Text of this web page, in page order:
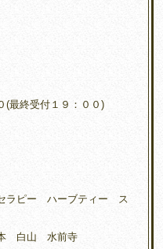
(最終受付１９：００)
ラピー ハーブティー ス
白山 水前寺